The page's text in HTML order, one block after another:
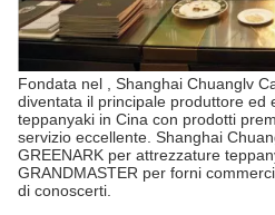
Fondata nel , Shanghai Chuanglv
diventata il principale produttore ed
teppanyaki in Cina con prodotti
servizio eccellente. Shanghai
GREENARK per attrezzature
GRANDMASTER per forni
di conoscerti.